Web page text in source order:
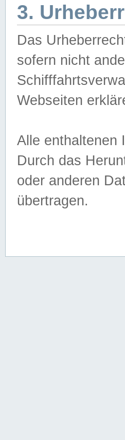
3.
Das
sofern nicht
Webseiten
Alle enthaltenen
Durch das
oder anderen
übertragen.